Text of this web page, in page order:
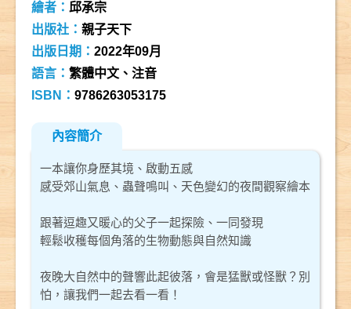
繪者：邱承宗
出版社：親子天下
出版日期：2022年09月
語言：繁體中文、注音
ISBN：9786263053175
內容簡介
一本讓你身歷其境、啟動五感
感受郊山氣息、蟲聲鳴叫、天色變幻的夜間觀察繪本
跟著逗趣又暖心的父子一起探險、一同發現
輕鬆收穫每個角落的生物動態與自然知識
夜晚大自然中的聲響此起彼落，會是猛獸或怪獸？別
怕，讓我們一起去看一看！